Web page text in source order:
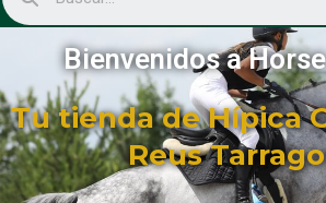
Bienvenidos a
Tu tienda de Hípica
Reus